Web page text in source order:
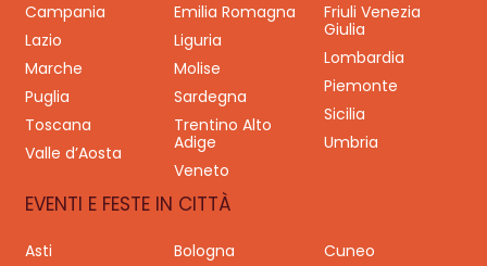
Campania
Emilia Romagna
Friuli Venezia
Giulia
Lazio
Liguria
Lombardia
Marche
Molise
Piemonte
Puglia
Sardegna
Sicilia
Toscana
Trentino Alto
Adige
Umbria
Valle d’Aosta
Veneto
EVENTI E FESTE IN CITTÀ
Asti Bologna
Cuneo